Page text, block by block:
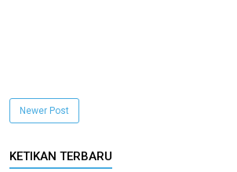
Newer Post
KETIKAN TERBARU